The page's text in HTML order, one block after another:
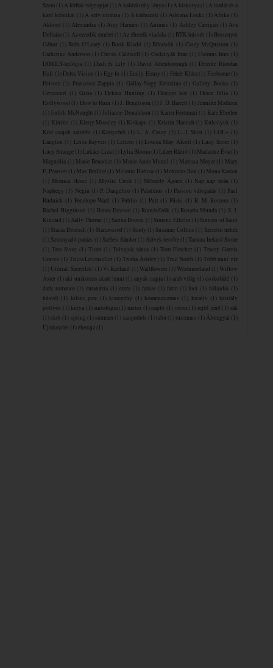
Szem (1) A férfiak végnapjai (1) A kalózkirály lánya (1) A kiskutya (1) A madár és a
kard krónikái
(1) A szív ritmusa (1) A ​kárhozott (1) Adriana Locke (1) Afrika
(1)
Akkord
(1) Alexandra (1) Amy Harmon (1) Animus (1) Ashley Carrigan (1) Ava
Dellaira (1) Az ezredik emelet (1) Az éhezők viadala (1) BTK húsvét (1) Bessenyei
Gábor
(1) Beth O'Leary (1) Book Kiadó (1) Bűnösök (1) Casey McQuiston
(1)
Catherine Anderson
(1) Christi Caldwell (1) Cselenyák Imre (1) Csernus Imre
(1)
DIMILY-trilógia
(1) Dash és Lily (1) David Attenborough (1) Deirdre Riordan
Hall
(1) Delta Vision (1) Egy fo (1) Emily Henry (1) Fehér Klára (1) Fireborne (1)
Folsom
(1) Francesca Zappia (1) Gallay-Nagy Krisztina (1) Gallery Books
(1)
Greycourt
(1) Grisa (1) Helena Hunting (1) Hercegi kör (1) Hercz Júlia
(1)
Hollywood
(1) How to Ruin (1)J. Bengtsson (1)J. D. Barrett (1) Jennifer Mathieu
(1)Judith McNaught (1)Julianne Donaldson (1) Karen Fortunati (1) Kate Eberlen
(1) Kinizsi (1) Kirsty Moseley (1) Kiskapu (1) Kristin Hannah (1) Kulcslyuk
(1)
Kód csajok satöbbi
(1) Könyvhét (1) L. A. Casey (1) L. J. Shen (1) LOL+
(1)
Langton
(1) Leisa Rayven (1) Lettero (1) Louisa May Alcott (1) Lucy Score
(1)
Lucy Strange (1) Lukács Liza (1) Lylia Bloom (1) Lúzer Rádió (1) Madarász Éva (1)
Magnólia
(1) Marie Benedict (1) Marie-Aude Murail (1) Marissa Meyer (1) Mary
E. Pearson
(1) Max Brallier (1) Melanie Harlow (1) Mercedes Ron (1) Mona Kasten
(1) Monica Hesse (1) Mystic Creek (1) Mészöly Ágnes (1) Nap nap után
(1)
Naphegy
(1) Negin (1) P. Dangelico (1) Palatinus (1) Passion válogatás (1) Paul
Rudnick
(1) Penelope Ward (1) Publio (1) Pult (1) Püski (1) R. M. Romero
(1)
Rachel Higginson
(1) Renee Ericson (1) Rontásűzők (1) Rosaria Munda (1) S. J.
Kincaid
(1) Sally Thorne (1) Sarina Bowen (1) Simone Elkeles (1) Sinners of Saint
(1) Stacia Deutsch (1) Starcrossed (1) Study (1) Suzanne Collins (1) Szeretni nehéz
(1) Szunnyadó parázs (1) Szélesi Sándor (1) Szívek testőre (1)Tamara Ireland Stone
(1) Tara Sivec (1) Titan (1) Tolvajok ​tánca (1) Tom Fletcher (1) Tracey Garvis
Graves
(1) Tricia Levenseller (1) Trisha Ashley (1) True North (1) Több mint víz
(1) Utóirat: Szeretlek! (1) Vi Keeland (1) Wallflowers (1) Westmoreland (1) Willow
Aster
(1) aki unikornis akart lenni (1) anyák napja (1) arab világ (1)csokoládé
(1)
dark romance
(1) eutanázia (1) extra (1) farkas (1) farm (1) foci (1) hálaadás
(1)
húsvét
(1) kilenc perc (1) kisregény (1) kommunizmus (1) kreatív (1) kristály
pöttyös
(1) kutya (1) mitológia (1) motor (1) napló (1) orosz (1) rejtő jenő (1) rák
(1) skót (1) spring (1) summer (1) szuperhős (1) tabu (1) turizmus (1) Álomgyár (1)
Újrakezdés
(1)életrajz (1)